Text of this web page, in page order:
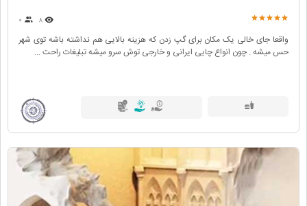
۸
واقعا جای خالی یک مکان برای گپ زدن که هزینه بالایی هم نداشته باشه توی شهر
حس میشه . چون انواع چایی ایرانی و خارجی توش سرو میشه تبلیغات راحت ...